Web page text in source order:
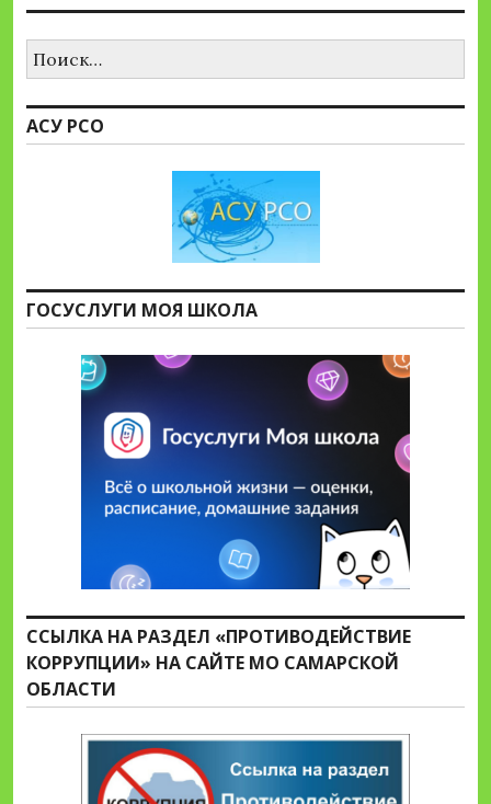
АСУ РСО
ГОСУСЛУГИ МОЯ ШКОЛА
ССЫЛКА НА РАЗДЕЛ «ПРОТИВОДЕЙСТВИЕ
КОРРУПЦИИ» НА САЙТЕ МО САМАРСКОЙ
ОБЛАСТИ